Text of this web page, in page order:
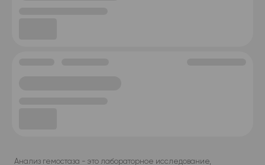
Анализ гемостаза - это лабораторное исследование,